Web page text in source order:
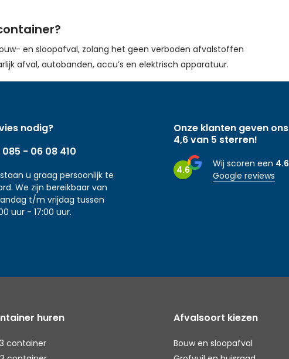
en sloopafval, zolang het geen verboden afvalstoffen
afval, autobanden, accu’s en elektrisch apparatuur.
nodig?
085 - 06 08 410
u graag persoonlijk te
We zijn bereikbaar van
t/m vrijdag tussen
uur - 17:00 uur.
Onze klanten geven ons
4,6 van 5 sterren!
4.6
Wij scoren een 4.6
Google reviews
huren
container
Afvalsoort kiezen
Bouw en sloopafval